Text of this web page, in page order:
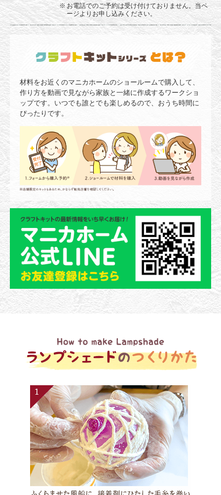
お電話でのご予約は受け付けておりません。当ペ
ージよりお申し込みください。
材料をお近くのマニカホームのショールームで購入して、
作り方を動画で見ながら家族と一緒に作成するワークショ
ップです。いつでも誰とでも楽しめるので、おうち時間に
ぴったりです。